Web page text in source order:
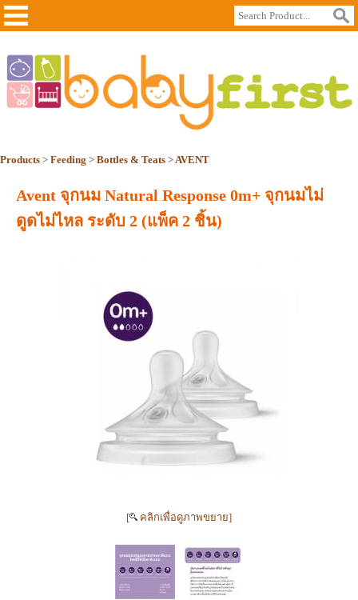
Products > Feeding > Bottles & Teats >AVENT
Avent จุกนม Natural Response 0m+ จุกนมไม่
ดูดไม่ไหล ระดับ 2 (แพ็ค 2 ชิ้น)
[ คลิกเพื่อดูภาพขยาย]